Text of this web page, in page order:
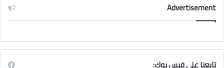
Advertisement
تابعنا علي فيس بوك: